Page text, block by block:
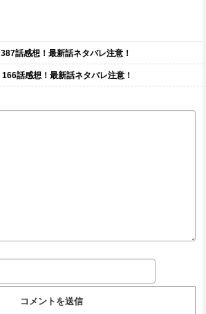
話感想！最新話ネタバレ注意！
166話感想！最新話ネタバレ注意！